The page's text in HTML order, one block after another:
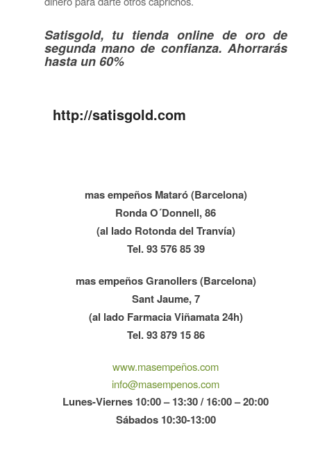
Satisgold, tu tienda online de oro de
segunda mano de confianza. Ahorrarás
hasta un 60%
http://satisgold.com
mas empeños Mataró (Barcelona)
Ronda O´Donnell, 86
(al lado Rotonda del Tranvía)
Tel. 93 576 85 39
mas empeños Granollers (Barcelona)
Sant Jaume, 7
(al lado Farmacia Viñamata 24h)
Tel. 93 879 15 86
www.masempeños.com
info@masempenos.com
Lunes-Viernes 10:00 – 13:30 / 16:00 – 20:00
Sábados 10:30-13:00